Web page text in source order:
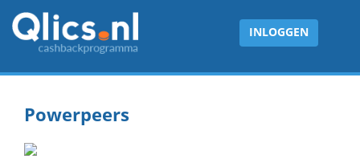
INLOGGEN
Powerpeers